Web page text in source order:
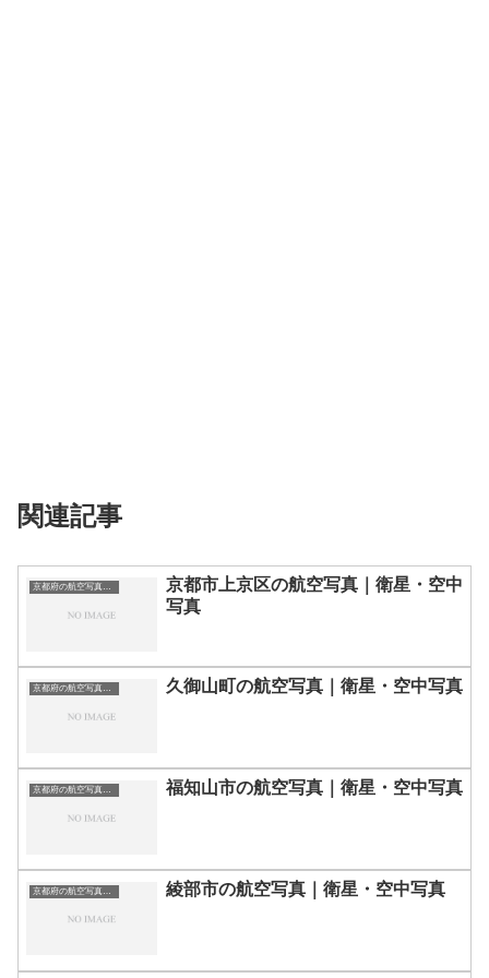
関連記事
京都府の航空写真・空中写真
京都市上京区の航空写真｜衛星・空中
写真
京都府の航空写真・空中写真 久御山町の航空写真｜衛星・空中写真
京都府の航空写真・空中写真 福知山市の航空写真｜衛星・空中写真
京都府の航空写真・空中写真 綾部市の航空写真｜衛星・空中写真